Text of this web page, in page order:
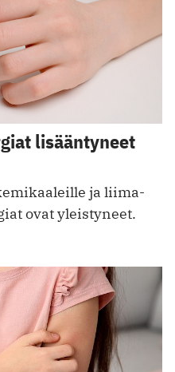
lisääntyneet
ja liima-
ovat yleistyneet.